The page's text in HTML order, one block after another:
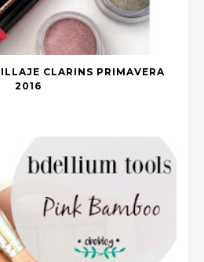
CLARINS PRIMAVERA
2016